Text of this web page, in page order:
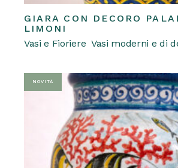
REQUEST AQuesto
ha
Le
opzioni
possono
essere
scelte
nella
pagina
del
prodotto
GIARA CON DECORO
LIMONI
Vasi e Fioriere Vasi moderni e di
NOVITÀ